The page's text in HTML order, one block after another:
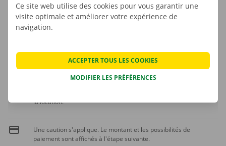
€ 1840,41
TVAC
la location.
Une caution s'applique. Le montant et les possibilités de
paiement sont affichés à l'étape suivante.
Ce site web utilise des cookies pour vous garantir une
visite optimale et améliorer votre expérience de
navigation.
MODIFIER LES PRÉFÉRENCES
ACCEPTER TOUS LES COOKIES